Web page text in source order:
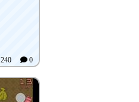
240 0